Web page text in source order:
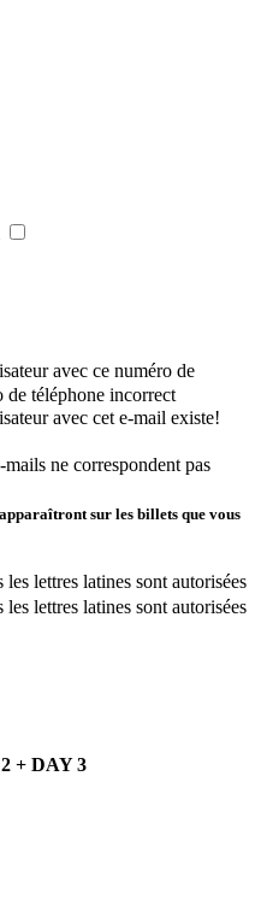
avec ce numéro de
de téléphone incorrect
avec cet e-mail existe!
mails ne correspondent pas
sur les billets que vous
les lettres latines sont autorisées
les lettres latines sont autorisées
+ DAY 3